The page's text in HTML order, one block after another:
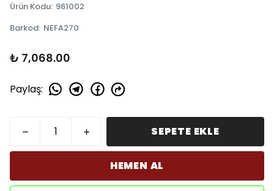
Ürün Kodu: 961002
Barkod: NEFA270
₺ 7,068.00
Paylaş:
SEPETE EKLE
HEMEN AL